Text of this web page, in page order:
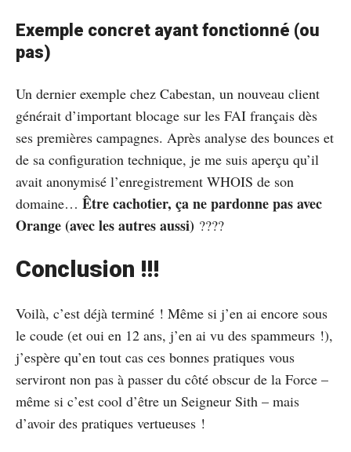
Exemple concret ayant fonctionné (ou
pas)
Un dernier exemple chez Cabestan, un nouveau client
générait d’important blocage sur les FAI français dès
ses premières campagnes. Après analyse des bounces et
de sa configuration technique, je me suis aperçu qu’il
avait anonymisé l’enregistrement WHOIS de son
domaine… Être cachotier, ça ne pardonne pas avec
Orange (avec les autres aussi) ????
Conclusion !!!
Voilà, c’est déjà terminé ! Même si j’en ai encore sous
le coude (et oui en 12 ans, j’en ai vu des spammeurs !),
j’espère qu’en tout cas ces bonnes pratiques vous
serviront non pas à passer du côté obscur de la Force –
même si c’est cool d’être un Seigneur Sith – mais
d’avoir des pratiques vertueuses !